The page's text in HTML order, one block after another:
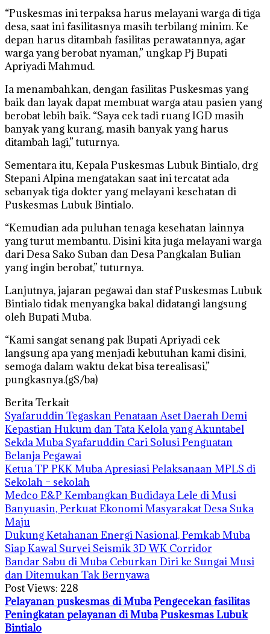
“Puskesmas ini terpaksa harus melayani warga di tiga
desa, saat ini fasilitasnya masih terbilang minim. Ke
depan harus ditambah fasilitas perawatannya, agar
warga yang berobat nyaman,” ungkap Pj Bupati
Apriyadi Mahmud.
Ia menambahkan, dengan fasilitas Puskesmas yang
baik dan layak dapat membuat warga atau pasien yang
berobat lebih baik. “Saya cek tadi ruang IGD masih
banyak yang kurang, masih banyak yang harus
ditambah lagi,” tuturnya.
Sementara itu, Kepala Puskesmas Lubuk Bintialo, drg
Stepani Alpina mengatakan saat ini tercatat ada
sebanyak tiga dokter yang melayani kesehatan di
Puskesmas Lubuk Bintialo.
“Kemudian ada puluhan tenaga kesehatan lainnya
yang turut membantu. Disini kita juga melayani warga
dari Desa Sako Suban dan Desa Pangkalan Bulian
yang ingin berobat,” tuturnya.
Lanjutnya, jajaran pegawai dan staf Puskesmas Lubuk
Bintialo tidak menyangka bakal didatangi langsung
oleh Bupati Muba.
“Kami sangat senang pak Bupati Apriyadi cek
langsung apa yang menjadi kebutuhan kami disini,
semoga dalam waktu dekat bisa terealisasi,”
pungkasnya.(gS/ba)
Berita Terkait
Syafaruddin Tegaskan Penataan Aset Daerah Demi
Kepastian Hukum dan Tata Kelola yang Akuntabel
Sekda Muba Syafaruddin Cari Solusi Penguatan
Belanja Pegawai
Ketua TP PKK Muba Apresiasi Pelaksanaan MPLS di
Sekolah – sekolah
Medco E&P Kembangkan Budidaya Lele di Musi
Banyuasin, Perkuat Ekonomi Masyarakat Desa Suka
Maju
Dukung Ketahanan Energi Nasional, Pemkab Muba
Siap Kawal Survei Seismik 3D WK Corridor
Bandar Sabu di Muba Ceburkan Diri ke Sungai Musi
dan Ditemukan Tak Bernyawa
Post Views: 228
Pelayanan puskesmas di MubaPengecekan fasilitas
Peningkatan pelayanan di MubaPuskesmas Lubuk
Bintialo